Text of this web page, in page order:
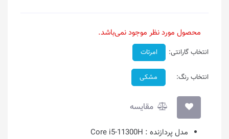
محصول مورد نظر موجود نمی‌باشد.
انتخاب گارانتی: امرتات
انتخاب رنگ: مشکی
مقایسه
مدل پردازنده : Core i5-11300H